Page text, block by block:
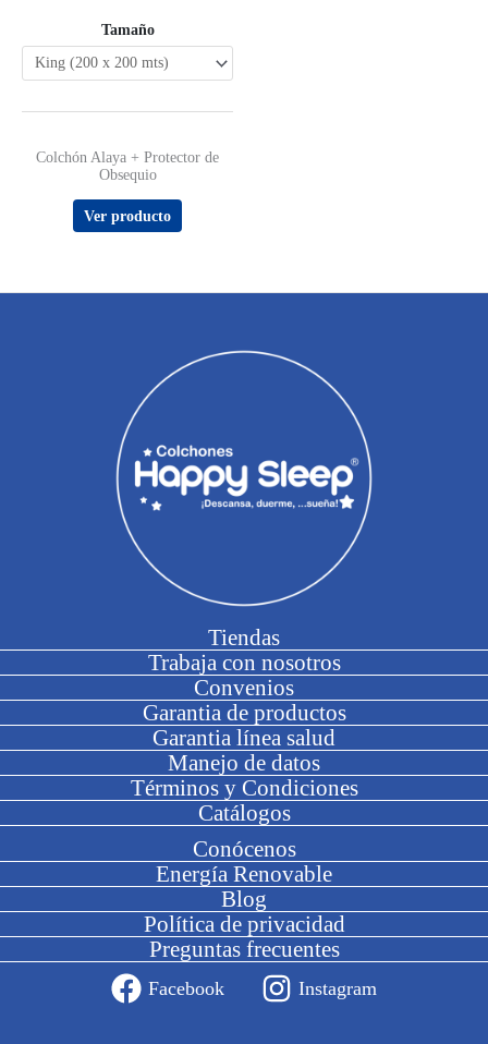
Tamaño
Valorado
con
3.67
Colchón Alaya + Protector de
Obsequio
Ver producto
Tiendas
Trabaja con nosotros
Convenios
Garantia de productos
Garantia línea salud
Manejo de datos
Términos y Condiciones
Catálogos
Conócenos
Energía Renovable
Blog
Política de privacidad
Preguntas frecuentes
Facebook Instagram